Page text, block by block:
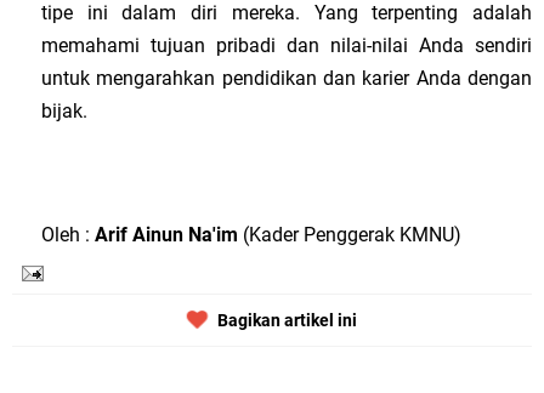
tipe ini dalam diri mereka. Yang terpenting adalah
memahami tujuan pribadi dan nilai-nilai Anda sendiri
untuk mengarahkan pendidikan dan karier Anda dengan
bijak.
Oleh : Arif Ainun Na'im (Kader Penggerak KMNU)
Bagikan artikel ini